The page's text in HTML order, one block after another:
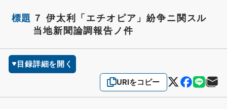
標題 ７ 伊太利「エチオピア」紛争ニ関スル
当地新聞論調報告ノ件
目録詳細を開く
URIをコピー